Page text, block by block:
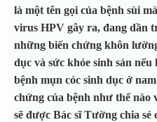
là một tên gọi của bệnh sùi
virus HPV gây ra, đang dần
những biến chứng khôn
dục và sức khỏe sinh sản
bệnh mụn cóc sinh dục ở
chứng của bệnh như thế nào
sẽ được Bác sĩ Tường chia